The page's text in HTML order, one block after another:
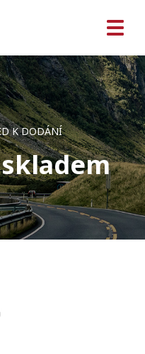
K DODÁNÍ